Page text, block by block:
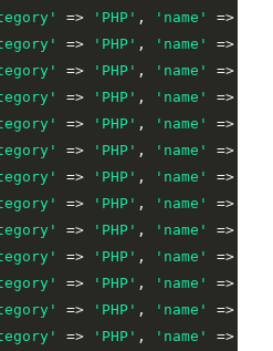
=> 'PHP' , 'name' =>
=> 'PHP' , 'name' =>
=> 'PHP' , 'name' =>
=> 'PHP' , 'name' =>
=> 'PHP' , 'name' =>
=> 'PHP' , 'name' =>
=> 'PHP' , 'name' =>
=> 'PHP' , 'name' =>
=> 'PHP' , 'name' =>
=> 'PHP' , 'name' =>
=> 'PHP' , 'name' =>
=> 'PHP' , 'name' =>
=> 'PHP' , 'name' =>